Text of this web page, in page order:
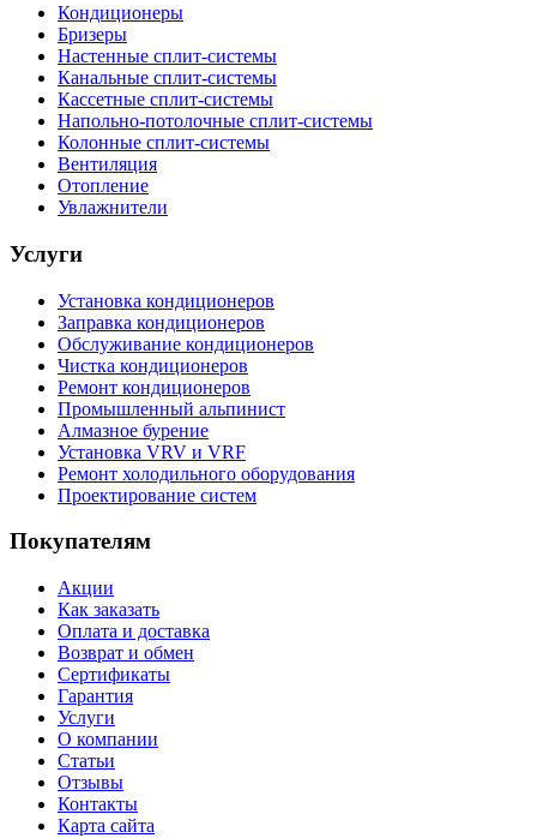
Кондиционеры
Бризеры
Настенные сплит-системы
Канальные сплит-системы
Кассетные сплит-системы
Напольно-потолочные сплит-системы
Колонные сплит-системы
Вентиляция
Отопление
Увлажнители
Услуги
Установка кондиционеров
Заправка кондиционеров
Обслуживание кондиционеров
Чистка кондиционеров
Ремонт кондиционеров
Промышленный альпинист
Алмазное бурение
Установка VRV и VRF
Ремонт холодильного оборудования
Проектирование систем
Покупателям
Акции
Как заказать
Оплата и доставка
Возврат и обмен
Сертификаты
Гарантия
Услуги
О компании
Статьи
Отзывы
Контакты
Карта сайта